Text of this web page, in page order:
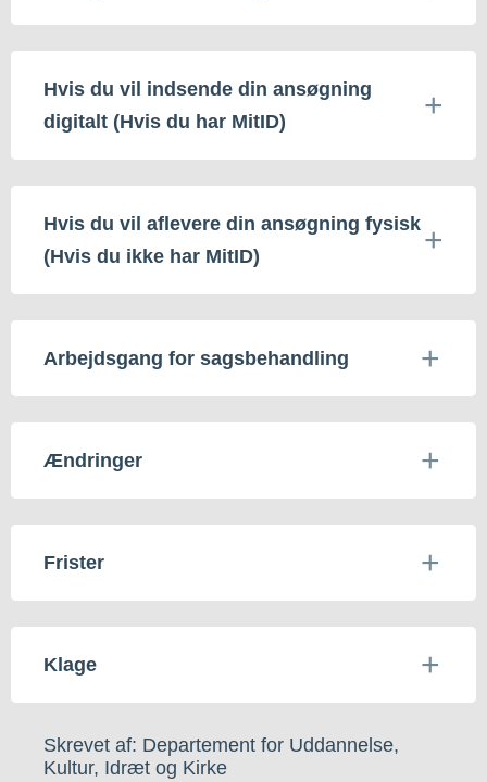
Hvis du vil indsende din ansøgning
digitalt (Hvis du har MitID)
Hvis du vil aflevere din ansøgning fysisk
(Hvis du ikke har MitID)
Arbejdsgang for sagsbehandling
Ændringer
Frister
Klage
Skrevet af: Departement for Uddannelse,
Kultur, Idræt og Kirke